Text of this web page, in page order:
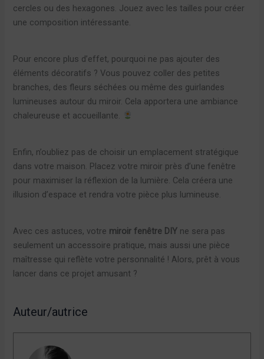
cercles ou des hexagones. Jouez avec les tailles pour créer
une composition intéressante.
Pour encore plus d’effet, pourquoi ne pas ajouter des
éléments décoratifs ? Vous pouvez coller des petites
branches, des fleurs séchées ou même des guirlandes
lumineuses autour du miroir. Cela apportera une ambiance
chaleureuse et accueillante.
Enfin, n’oubliez pas de choisir un emplacement stratégique
dans votre maison. Placez votre miroir près d’une fenêtre
pour maximiser la réflexion de la lumière. Cela créera une
illusion d’espace et rendra votre pièce plus lumineuse.
Avec ces astuces, votre miroir fenêtre DIY ne sera pas
seulement un accessoire pratique, mais aussi une pièce
maîtresse qui reflète votre personnalité ! Alors, prêt à vous
lancer dans ce projet amusant ?
Auteur/autrice